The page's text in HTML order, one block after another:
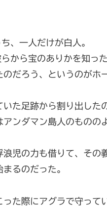
、一人だけが白人。
から宝のありかを知っ
だろう、というのがホ
た足跡から割り出した
アンダマン島人のものの
児の力も借りて、その
るのだった。
った際にアグラで守っ